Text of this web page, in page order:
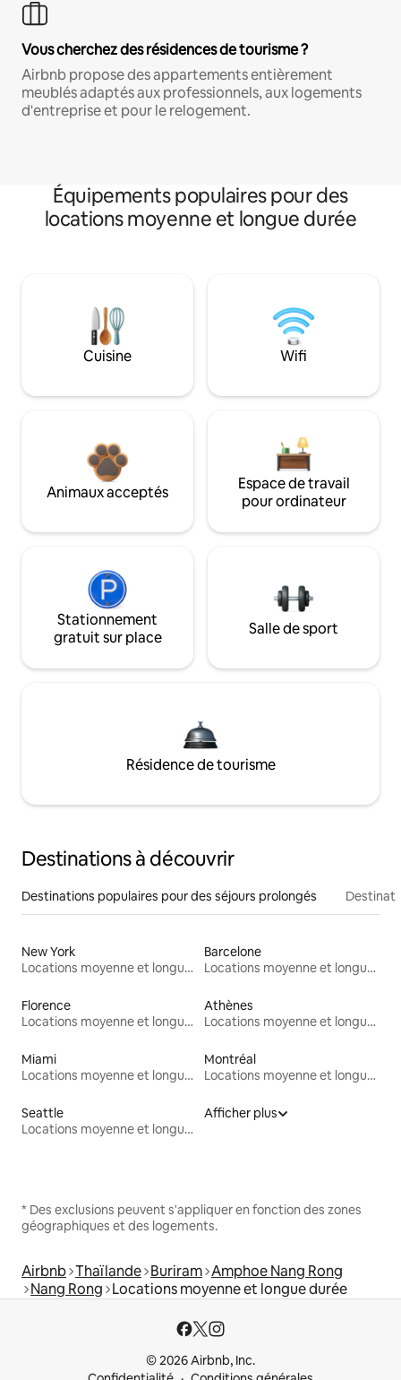
Vous cherchez des résidences de tourisme ?
Airbnb propose des appartements entièrement
meublés adaptés aux professionnels, aux logements
d'entreprise et pour le relogement.
Équipements populaires pour des
locations moyenne et longue durée
Cuisine Wifi
Animaux acceptés
Espace de travail
pour ordinateur
Stationnement
gratuit sur place
Salle de sport
Résidence de tourisme
Destinations à découvrir
Destinations populaires pour des séjours prolongés
New York
Locations moyenne et longue durée
Barcelone
Locations moyenne et longue durée
Florence
Locations moyenne et longue durée
Athènes
Locations moyenne et longue durée
Miami
Locations moyenne et longue durée
Montréal
Locations moyenne et longue durée
Seattle
Locations moyenne et longue durée
Afficher plus
* Des exclusions peuvent s'appliquer en fonction des zones
géographiques et des logements.
Airbnb Thaïlande Buriram Amphoe Nang Rong
Nang Rong Locations moyenne et longue durée
© 2026 Airbnb, Inc.